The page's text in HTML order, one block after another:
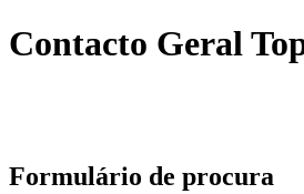
Contacto Geral
Formulário de procura